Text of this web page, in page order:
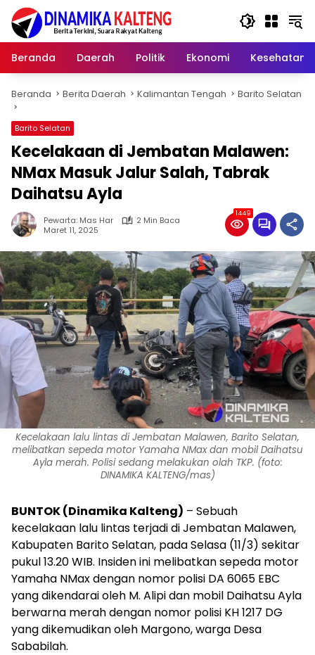
Langsung
konten
Beranda
Daerah Politik Ekonomi Kesehatan
Beranda Berita Daerah Kalimantan Tengah Barito Selatan
Barito Selatan
Kecelakaan di Jembatan Malawen:
NMax Masuk Jalur Salah, Tabrak
Daihatsu Ayla
Pewarta: Mas Har
2 Min Baca
Maret 11, 2025
1449
Kecelakaan lalu lintas di Jembatan Malawen, Barito Selatan,
melibatkan sepeda motor Yamaha NMax dan mobil Daihatsu
Ayla merah. Polisi sedang melakukan olah TKP. (foto:
DINAMIKA KALTENG/mas)
BUNTOK (Dinamika Kalteng) – Sebuah
kecelakaan lalu lintas terjadi di Jembatan Malawen,
Kabupaten Barito Selatan, pada Selasa (11/3) sekitar
pukul 13.20 WIB. Insiden ini melibatkan sepeda motor
Yamaha NMax dengan nomor polisi DA 6065 EBC
yang dikendarai oleh M. Alipi dan mobil Daihatsu Ayla
berwarna merah dengan nomor polisi KH 1217 DG
yang dikemudikan oleh Margono, warga Desa
Sababilah.